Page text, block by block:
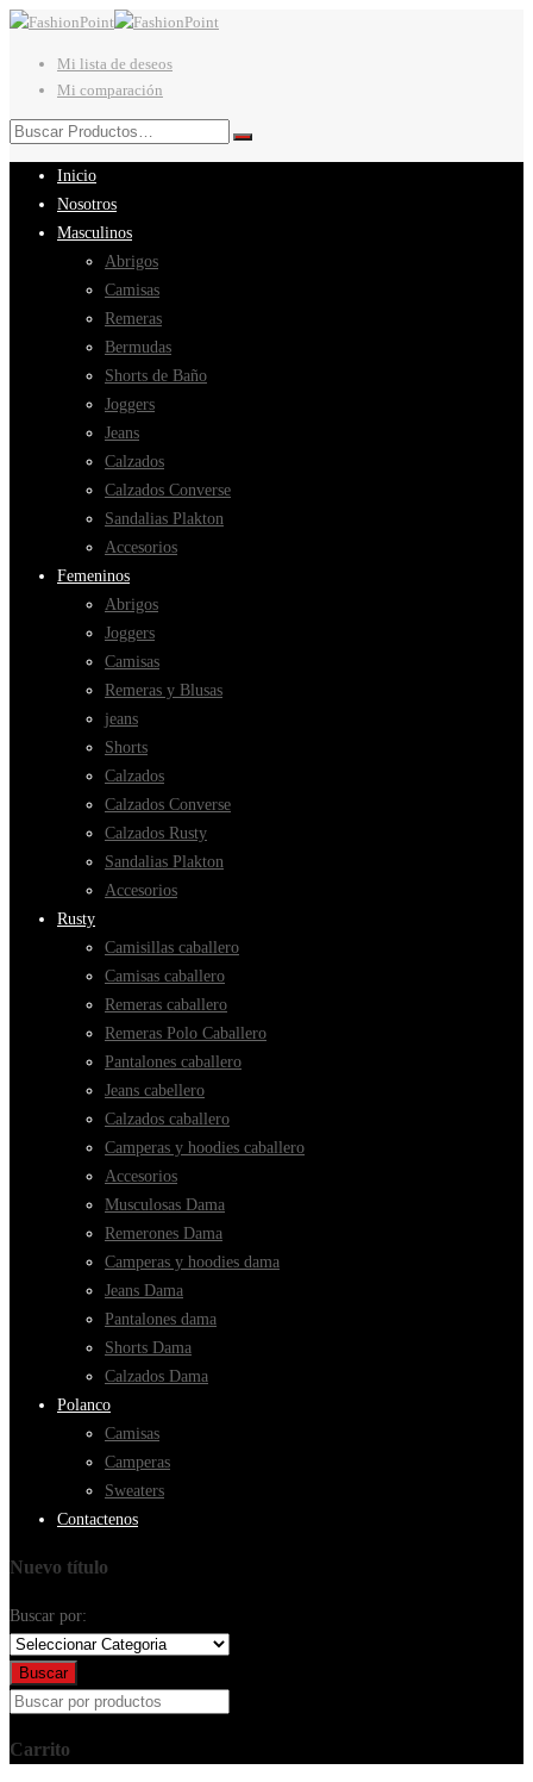
Mi lista de deseos
Mi comparación
Inicio
Nosotros
Masculinos
Abrigos
Camisas
Remeras
Bermudas
Shorts de Baño
Joggers
Jeans
Calzados
Calzados Converse
Sandalias Plakton
Accesorios
Femeninos
Abrigos
Joggers
Camisas
Remeras y Blusas
jeans
Shorts
Calzados
Calzados Converse
Calzados Rusty
Sandalias Plakton
Accesorios
Rusty
Camisillas caballero
Camisas caballero
Remeras caballero
Remeras Polo Caballero
Pantalones caballero
Jeans cabellero
Calzados caballero
Camperas y hoodies caballero
Accesorios
Musculosas Dama
Remerones Dama
Camperas y hoodies dama
Jeans Dama
Pantalones dama
Shorts Dama
Calzados Dama
Polanco
Camisas
Camperas
Sweaters
Contactenos
Nuevo título
Buscar por:
Buscar
Carrito